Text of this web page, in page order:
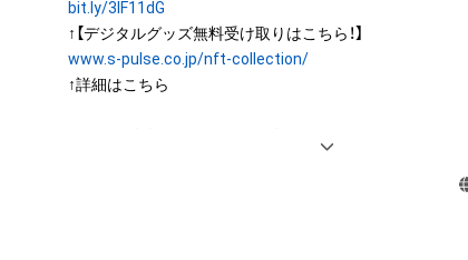
を受けている者からの事前の同意なしに、上記の「本アイ
する権利」の範囲を超えた行為、知的財産権を侵害するお
(改変、公開、配布、逆コンパイル、リバースエンジニアリン
これに限定されません。) を行うことはできません。
用またはその恐れのある利用など、作成者が不適切である
bit.ly/3IF11dG
www.s-pulse.co.jp/nft-collection/
↑詳細はこちら
コレクションしてくださった方限定のキャンペーンやイ